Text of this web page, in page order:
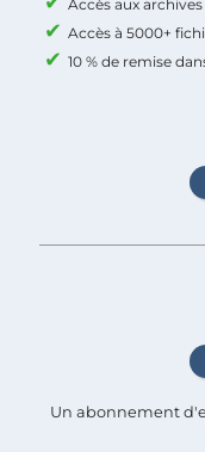
Accès aux
Accès à 5000+
10 % de remise
Un abonnement